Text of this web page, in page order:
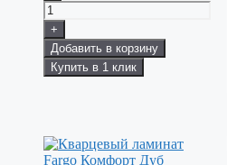
+
Добавить в корзину
Купить в 1 клик